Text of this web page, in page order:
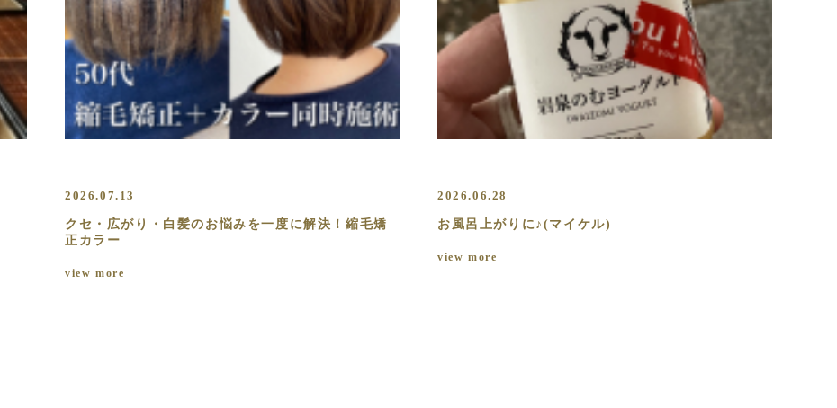
2026.07.13
クセ・広がり・白髪のお悩みを一度に解決！縮毛矯
正カラー
view more
2026.06.28
お風呂上がりに♪(マイケル)
view more